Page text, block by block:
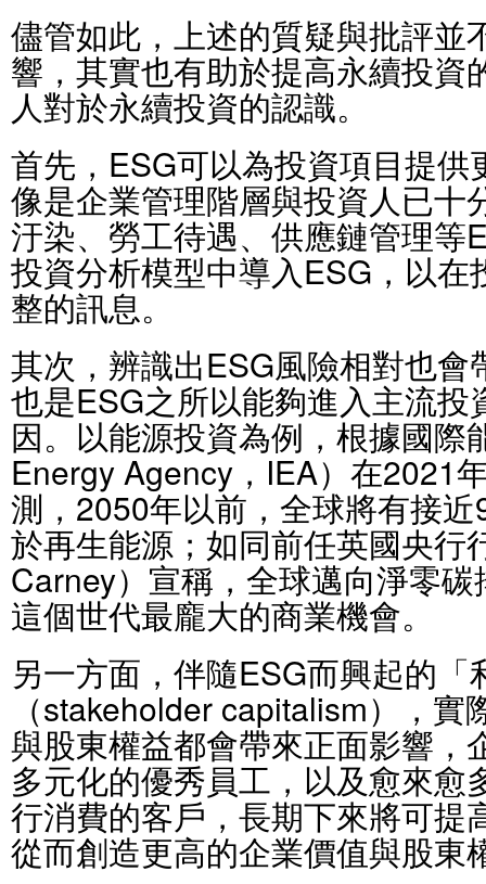
儘管如此，上述的質疑與批評並
響，其實也有助於提高永續投資
人對於永續投資的認識。
首先，ESG可以為投資項目提
像是企業管理階層與投資人已十
汙染、勞工待遇、供應鏈管理等
投資分析模型中導入ESG，以
整的訊息。
其次，辨識出ESG風險相對也
也是ESG之所以能夠進入主流投
因。以能源投資為例，根據國際
Energy Agency，IEA）在2021
測，2050年以前，全球將有接
於再生能源；如同前任英國央行
Carney）宣稱，全球邁向淨零
這個世代最龐大的商業機會。
另一方面，伴隨ESG而興起的
（stakeholder capitalism），
與股東權益都會帶來正面影響，
多元化的優秀員工，以及愈來愈
行消費的客戶，長期下來將可提
從而創造更高的企業價值與股東